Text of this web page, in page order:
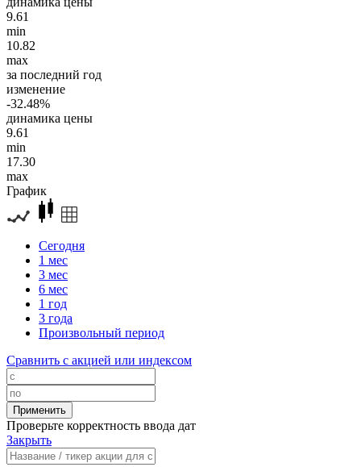
9.61
min
10.82
max
за последний год
изменение
-32.48%
динамика цены
9.61
min
17.30
max
График
Сегодня
1 мес
3 мес
6 мес
1 год
3 года
Произвольный период
Сравнить с акцией или индексом
Проверьте корректность ввода дат
Закрыть